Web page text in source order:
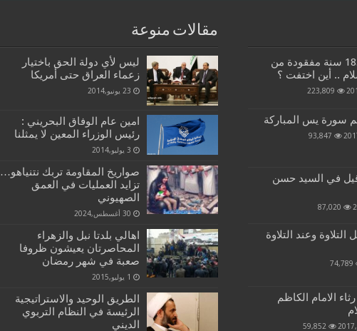
اكثر من 183 سنة مفقودة من
.. أين اختفت ؟
223,809
سورة يس المباركة
93,847
في السيد حسن
87,020
التلاوة وعند التلاوة
74,789
الامام الكاظم
59,852
مقالات منوعة
ليس لأي دولة الحق باختيار
زعماء العراق حتى أمريكا
23 يونيو,2014
امين عام الوفاق البحريني :
رئيس الوزراء المعين لا يمثلنا
3 يوليو,2014
صواريخ المقاومة تربك نتنياهو…
تزايد العمليات في العمق
الصهيوني
30 أغسطس,2024
اهالي بلدتا نبل والزهراء
المحاصرتان يعيشون ظروفا
صعبة في شهر رمضان
1 يوليو,2015
الطريق الوحيد والاستراتيجية
الرئيسة في النظام التربوي
الديني